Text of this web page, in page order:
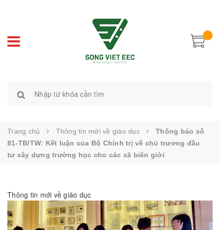
Trang chủ Thông tin mới về giáo dục
Thông báo số
81-TB/TW: Kết luận của Bộ Chính trị về chủ trương đầu
tư xây dựng trường học cho các xã biên giới
Thông tin mới về giáo dục